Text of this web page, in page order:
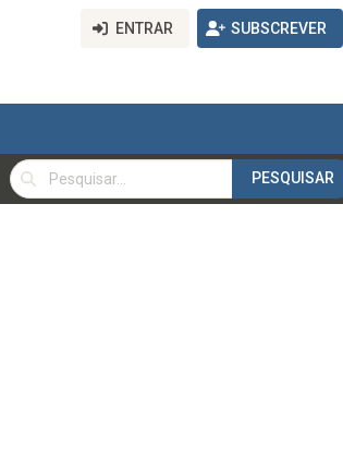
ENTRAR SUBSCREVER
PESQUISAR
PESQUISAR